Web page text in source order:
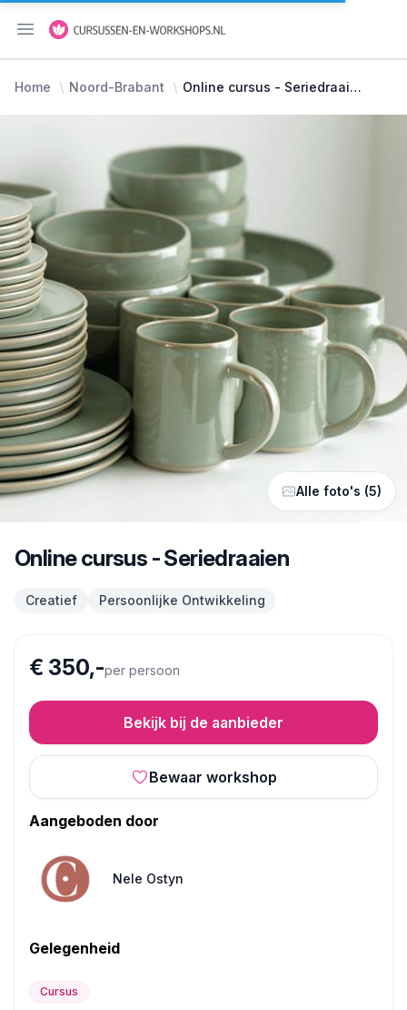
Menu openen
Home Noord-Brabant Online cursus - Seriedraaien
Alle foto's (5)
Online cursus - Seriedraaien
Creatief Persoonlijke Ontwikkeling
€ 350,-per persoon
Bekijk bij de aanbieder
Bewaar workshop
Aangeboden door
Nele Ostyn
Gelegenheid
Cursus